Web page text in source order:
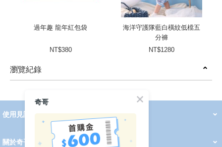
過年趣 龍年紅包袋
NT$380
海洋守護隊藍白橫紋低檔五
分褲
NT$1280
瀏覽紀錄
prev
next
使用見證 線上DM
2026 PADDINGTON 春夏服飾
2026 Peter Rabbit 春夏服飾
2026 CHIC BASICS春夏服飾
2026 Chic“a”Bon 派對禮服系列
2026 Chic“a”Bon 春夏服飾
媽咪購物指南
關於奇哥
會員中心
奇哥